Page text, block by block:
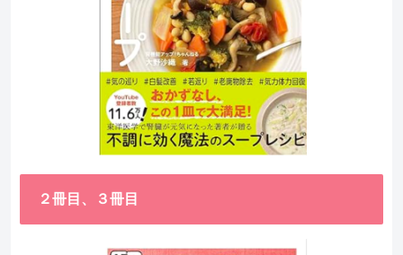
２冊目、３冊目